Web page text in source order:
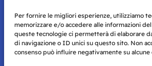
Per fornire le migliori esperienze, utilizziamo
memorizzare e/o accedere alle informazioni
queste tecnologie ci permetterà di elaborare
di navigazione o ID unici su questo sito. Non
consenso può influire negativamente su